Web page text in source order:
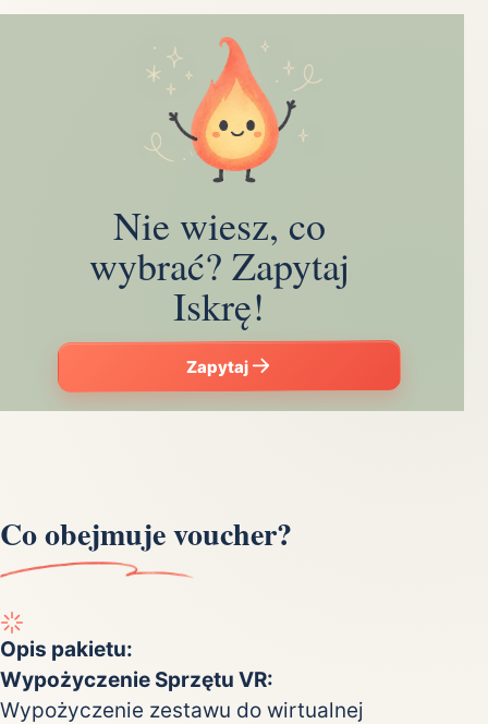
Nie wiesz, co
wybrać? Zapytaj
Iskrę!
Zapytaj
Co obejmuje voucher?
Opis pakietu:
Wypożyczenie Sprzętu VR:
Wypożyczenie zestawu do wirtualnej